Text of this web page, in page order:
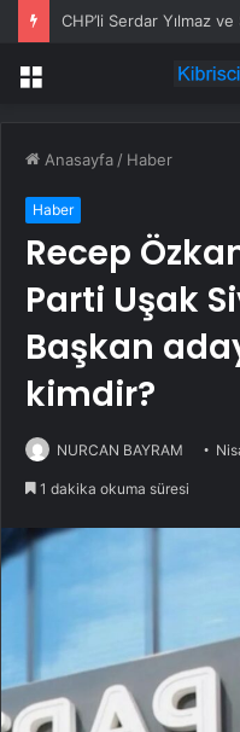
CHP’li Serdar Yılmaz ve
Menü
Anasayfa / Haber
Haber
Recep
Parti Uşak
Başkan
kimdir?
NURCAN BAYRAM
1 dakika okuma süresi